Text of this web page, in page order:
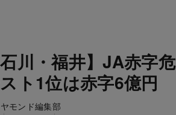
石川・福井】JA赤字
ト1位は赤字6億円
モンド編集部